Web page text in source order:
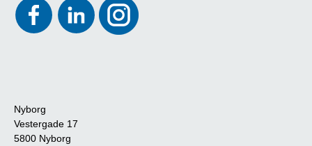
Nyborg
Vestergade 17
5800 Nyborg